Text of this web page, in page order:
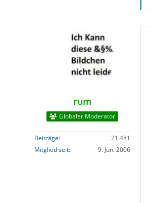
rum
Globaler Moderator
Beiträge
21.481
Mitglied seit
9. Jun. 2006